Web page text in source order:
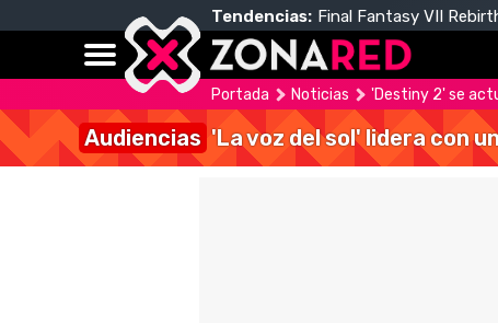
Tendencias: Final Fantasy VII
Portada Noticias 'Destiny 2' se
Audiencias 'La voz del sol' lidera con